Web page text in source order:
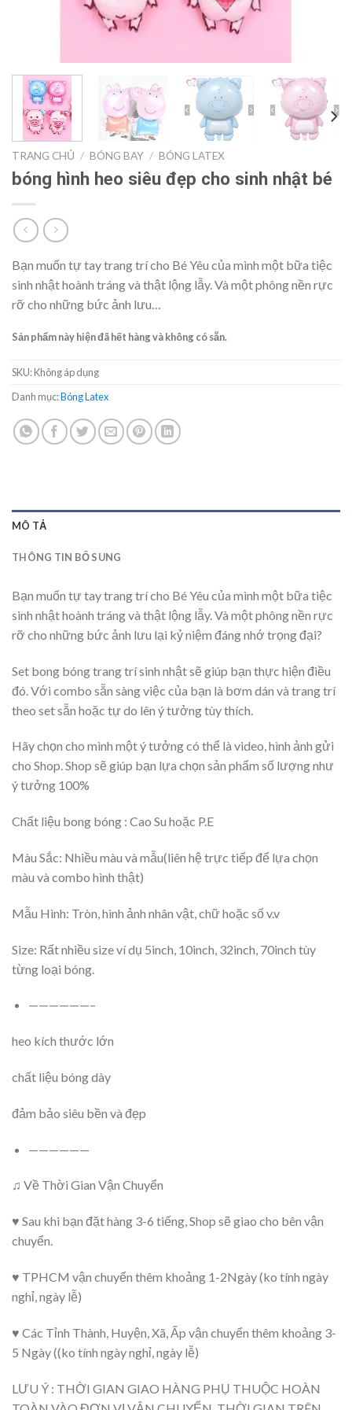
TRANG CHỦ / BÓNG BAY / BÓNG LATEX
bóng hình heo siêu đẹp cho sinh nhật bé
Bạn muốn tự tay trang trí cho Bé Yêu của mình một bữa tiệc
sinh nhật hoành tráng và thật lộng lẫy. Và một phông nền rực
rỡ cho những bức ảnh lưu…
Sản phẩm này hiện đã hết hàng và không có sẵn.
SKU:Không áp dụng
Danh mục:Bóng Latex
MÔ TẢ
THÔNG TIN BỔ SUNG
Bạn muốn tự tay trang trí cho Bé Yêu của mình một bữa tiệc
sinh nhật hoành tráng và thật lộng lẫy. Và một phông nền rực
rỡ cho những bức ảnh lưu lại kỷ niệm đáng nhớ trọng đại?
Set bong bóng trang trí sinh nhật sẽ giúp bạn thực hiện điều
đó. Với combo sẵn sàng việc của bạn là bơm dán và trang trí
theo set sẵn hoặc tự do lên ý tưởng tùy thích.
Hãy chọn cho mình một ý tưởng có thể là video, hình ảnh gửi
cho Shop. Shop sẽ giúp bạn lựa chọn sản phẩm số lượng như
ý tưởng 100%
Chất liệu bong bóng : Cao Su hoặc P.E
Màu Sắc: Nhiều màu và mẫu(liên hệ trực tiếp để lựa chọn
màu và combo hình thật)
Mẫu Hình: Tròn, hình ảnh nhân vật, chữ hoặc số v.v
Size: Rất nhiều size ví dụ 5inch, 10inch, 32inch, 70inch tùy
từng loại bóng.
——————–
heo kích thước lớn
chất liệu bóng dày
đảm bảo siêu bền và đẹp
——————
♫ Về Thời Gian Vận Chuyển
♥ Sau khi bạn đặt hàng 3-6 tiếng, Shop sẽ giao cho bên vận
chuyển.
♥ TPHCM vận chuyển thêm khoảng 1-2Ngày (ko tính ngày
nghỉ, ngày lễ)
♥ Các Tỉnh Thành, Huyện, Xã, Ấp vận chuyển thêm khoảng 3-
5 Ngày ((ko tính ngày nghỉ, ngày lễ)
LƯU Ý : THỜI GIAN GIAO HÀNG PHỤ THUỘC HOÀN